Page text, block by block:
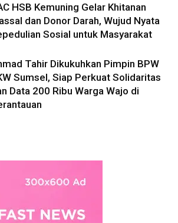
HSB Kemuning Gelar Khitanan
dan Donor Darah, Wujud Nyata
Sosial untuk Masyarakat
Tahir Dikukuhkan Pimpin BPW
Sumsel, Siap Perkuat Solidaritas
Data 200 Ribu Warga Wajo di